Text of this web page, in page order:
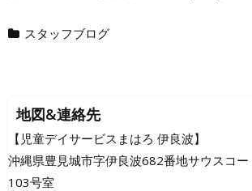
スタッフブログ
地図&連絡先
【児童デイサービスまはろ 伊良波】
沖縄県豊見城市字伊良波682番地サウスコー
103号室